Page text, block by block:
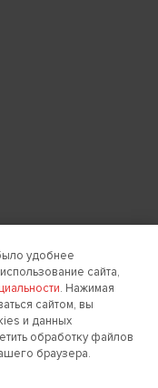
удобнее
сайта,
. Нажимая
сайтом, вы
и данных
обработку файлов
браузера.